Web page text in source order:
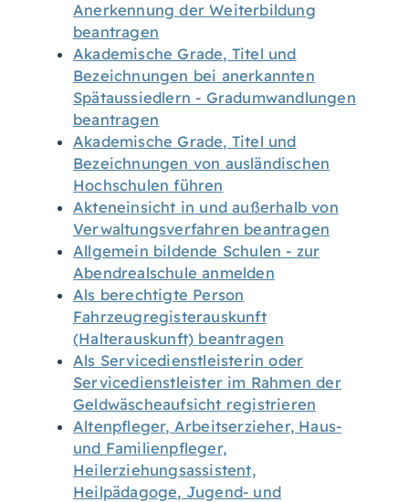
Anerkennung der Weiterbildung
beantragen
Akademische Grade, Titel und
Bezeichnungen bei anerkannten
Spätaussiedlern - Gradumwandlungen
beantragen
Akademische Grade, Titel und
Bezeichnungen von ausländischen
Hochschulen führen
Akteneinsicht in und außerhalb von
Verwaltungsverfahren beantragen
Allgemein bildende Schulen - zur
Abendrealschule anmelden
Als berechtigte Person
Fahrzeugregisterauskunft
(Halterauskunft) beantragen
Als Servicedienstleisterin oder
Servicedienstleister im Rahmen der
Geldwäscheaufsicht registrieren
Altenpfleger, Arbeitserzieher, Haus-
und Familienpfleger,
Heilerziehungsassistent,
Heilpädagoge, Jugend- und